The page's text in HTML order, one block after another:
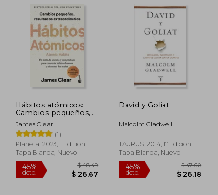
45%
dcto. $ 28.37 dcto.
Hábitos atómicos:
Cambios pequeños,
resultados
extraordinarios
(Atomic Habits)
James Clear
(1)
Planeta, 2023, 1 Edición,
Tapa Blanda, Nuevo
David y Goliat
Malcolm Gladwell
TAURUS, 2014, 1º Edición,
Tapa Blanda, Nuevo